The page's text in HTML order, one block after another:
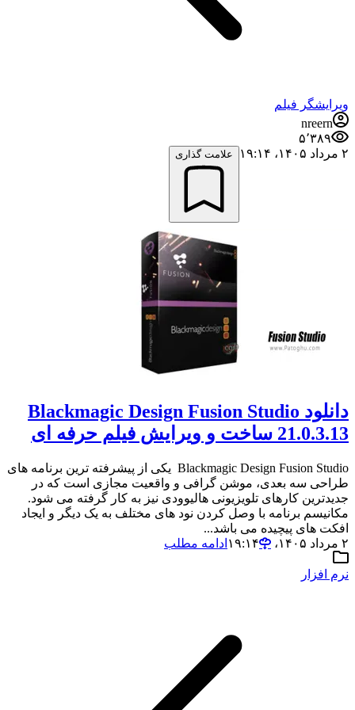
ویرایشگر فیلم
nreern
۵٬۳۸۹
۲ مرداد ۱۴۰۵،‏ ۱۹:۱۴
علامت گذاری
دانلود Blackmagic Design Fusion Studio
21.0.3.13 ساخت و ویرایش فیلم حرفه ای
Blackmagic Design Fusion Studio یکی از پیشرفته ترین برنامه های
طراحی سه بعدی، موشن گرافی و واقعیت مجازی است که در
جدیدترین کارهای تلویزیونی هالیوودی نیز به کار گرفته می شود.
مکانیسم برنامه با وصل کردن نود های مختلف به یک دیگر و ایجاد
افکت های پیچیده می باشد...
۲ مرداد ۱۴۰۵،‏ ۱۹:۱۴
ادامه مطلب
نرم افزار